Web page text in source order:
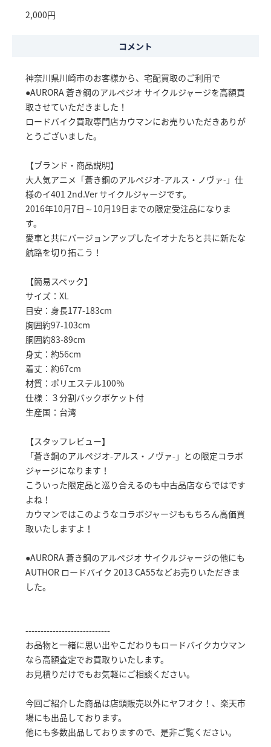
2,000円
コメント
神奈川県川崎市のお客様から、宅配買取のご利用で
●AURORA 蒼き鋼のアルペジオ サイクルジャージを高額買
取させていただきました！
ロードバイク買取専門店カウマンにお売りいただきありが
とうございました。
【ブランド・商品説明】
大人気アニメ「蒼き鋼のアルペジオ-アルス・ノヴァ-」仕
様のイ401 2nd.Ver サイクルジャージです。
2016年10月7日～10月19日までの限定受注品になりま
す。
愛車と共にバージョンアップしたイオナたちと共に新たな
航路を切り拓こう！
【簡易スペック】
サイズ：XL
目安：身長177-183cm
胸囲約97-103cm
胴囲約83-89cm
身丈：約56cm
着丈：約67cm
材質：ポリエステル100％
仕様：３分割バックポケット付
生産国：台湾
【スタッフレビュー】
「蒼き鋼のアルペジオ-アルス・ノヴァ-」との限定コラボ
ジャージになります！
こういった限定品と巡り合えるのも中古品店ならではです
よね！
カウマンではこのようなコラボジャージももちろん高価買
取いたしますよ！
●AURORA 蒼き鋼のアルペジオ サイクルジャージの他にも
AUTHOR ロードバイク 2013 CA55などお売りいただきま
した。
----------------------------
お品物と一緒に思い出やこだわりもロードバイクカウマン
なら高額査定でお買取りいたします。
お見積りだけでもお気軽にご相談ください。
今回ご紹介した商品は店頭販売以外にヤフオク！、楽天市
場にも出品しております。
他にも多数出品しておりますので、是非ご覧ください。